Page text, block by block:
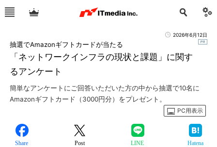
2026年6月12日
「ネットワークインフラの現状と課題」に関す
るアンケート
抽選でAmazonギフトカードが当たる
簡単なアンケートにご回答いただいた方の中から抽選で10名に
Amazonギフトカード（3000円分）をプレゼント。
PC用表示
Share Post LINE Hatena